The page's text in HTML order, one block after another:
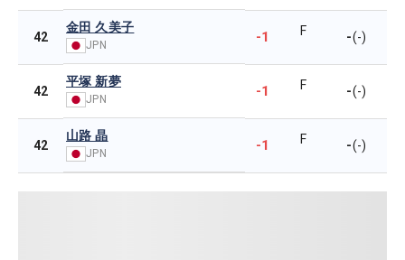
42
金田 久美子
JPN -1 F -(-)
42
平塚 新夢
JPN -1 F -(-)
42
山路 晶
JPN -1 F -(-)